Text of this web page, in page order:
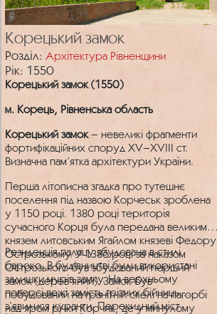
Корецький замок
Розділ: Архітектура Рівненщини
Рік: 1550
Корецький замок (1550)
м. Корець, Рівненська область
Корецький замок– невеликі фрагменти
фортифікаційних споруд XV–XVIII ст.
Визначна пам’ятка архітектури України.
Перша літописна згадка про тутешнє
поселення під назвою Корчеськ зроблена
у 1150 році. 1380 році територія
сучасного Корця була передана великим
князем литовським Ягайлом князеві Федору
Острозькому. У 1386 році за наказом
Острозького був збудований перший
замок (дерев’яний). Замок був
побудований на гранітній скелі на пагорбі
над яром річки Корчик, де у минулому
Резиденція палацу збудована в стилі
бароко. В будівництві були використані
залишки мурів замку. На верхньому
поверсі вежі замість грізних бійниць
з’явилися куранти. Перекидний міст